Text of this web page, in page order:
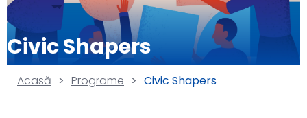
Civic Shapers
Acasă > Programe > Civic Shapers